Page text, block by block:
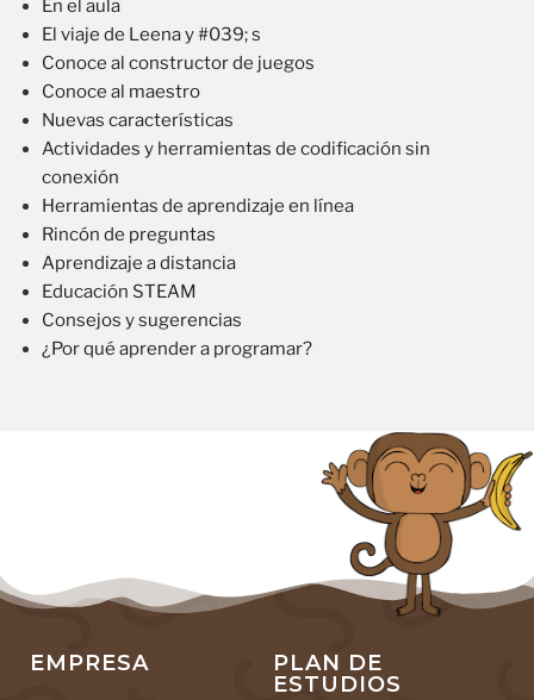
En el aula
El viaje de Leena y #039; s
Conoce al constructor de juegos
Conoce al maestro
Nuevas características
Actividades y herramientas de codificación sin
conexión
Herramientas de aprendizaje en línea
Rincón de preguntas
Aprendizaje a distancia
Educación STEAM
Consejos y sugerencias
¿Por qué aprender a programar?
EMPRESA
PLAN DE
ESTUDIOS